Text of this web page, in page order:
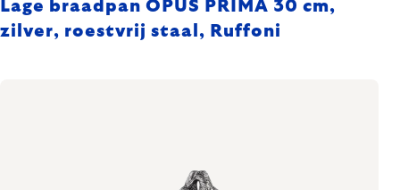
Lage braadpan OPUS PRIMA 30 cm,
zilver, roestvrij staal, Ruffoni